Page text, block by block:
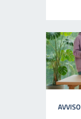
AVVISO